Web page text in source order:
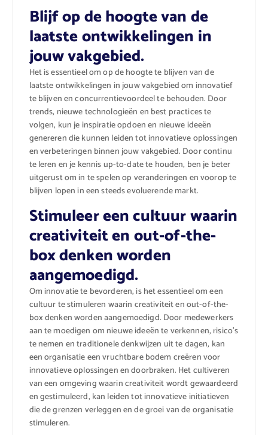
Blijf op de hoogte van de
laatste ontwikkelingen in
jouw vakgebied.
Het is essentieel om op de hoogte te blijven van de
laatste ontwikkelingen in jouw vakgebied om innovatief
te blijven en concurrentievoordeel te behouden. Door
trends, nieuwe technologieën en best practices te
volgen, kun je inspiratie opdoen en nieuwe ideeën
genereren die kunnen leiden tot innovatieve oplossingen
en verbeteringen binnen jouw vakgebied. Door continu
te leren en je kennis up-to-date te houden, ben je beter
uitgerust om in te spelen op veranderingen en voorop te
blijven lopen in een steeds evoluerende markt.
Stimuleer een cultuur waarin
creativiteit en out-of-the-
box denken worden
aangemoedigd.
Om innovatie te bevorderen, is het essentieel om een
cultuur te stimuleren waarin creativiteit en out-of-the-
box denken worden aangemoedigd. Door medewerkers
aan te moedigen om nieuwe ideeën te verkennen, risico’s
te nemen en traditionele denkwijzen uit te dagen, kan
een organisatie een vruchtbare bodem creëren voor
innovatieve oplossingen en doorbraken. Het cultiveren
van een omgeving waarin creativiteit wordt gewaardeerd
en gestimuleerd, kan leiden tot innovatieve initiatieven
die de grenzen verleggen en de groei van de organisatie
stimuleren.